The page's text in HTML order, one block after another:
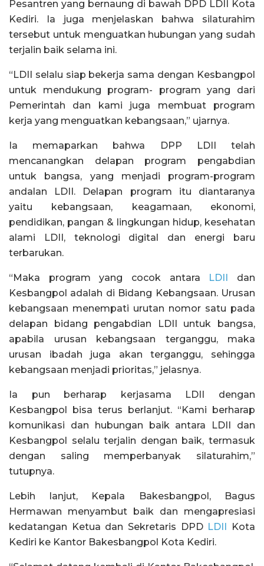
Pesantren yang bernaung di bawah DPD LDII Kota
Kediri. Ia juga menjelaskan bahwa silaturahim
tersebut untuk menguatkan hubungan yang sudah
terjalin baik selama ini.
“LDII selalu siap bekerja sama dengan Kesbangpol
untuk mendukung program- program yang dari
Pemerintah dan kami juga membuat program
kerja yang menguatkan kebangsaan,” ujarnya.
Ia memaparkan bahwa DPP LDII telah
mencanangkan delapan program pengabdian
untuk bangsa, yang menjadi program-program
andalan LDII. Delapan program itu diantaranya
yaitu kebangsaan, keagamaan, ekonomi,
pendidikan, pangan & lingkungan hidup, kesehatan
alami LDII, teknologi digital dan energi baru
terbarukan.
“Maka program yang cocok antara LDII dan
Kesbangpol adalah di Bidang Kebangsaan. Urusan
kebangsaan menempati urutan nomor satu pada
delapan bidang pengabdian LDII untuk bangsa,
apabila urusan kebangsaan terganggu, maka
urusan ibadah juga akan terganggu, sehingga
kebangsaan menjadi prioritas,” jelasnya.
Ia pun berharap kerjasama LDII dengan
Kesbangpol bisa terus berlanjut. “Kami berharap
komunikasi dan hubungan baik antara LDII dan
Kesbangpol selalu terjalin dengan baik, termasuk
dengan saling memperbanyak silaturahim,”
tutupnya.
Lebih lanjut, Kepala Bakesbangpol, Bagus
Hermawan menyambut baik dan mengapresiasi
kedatangan Ketua dan Sekretaris DPD LDII Kota
Kediri ke Kantor Bakesbangpol Kota Kediri.